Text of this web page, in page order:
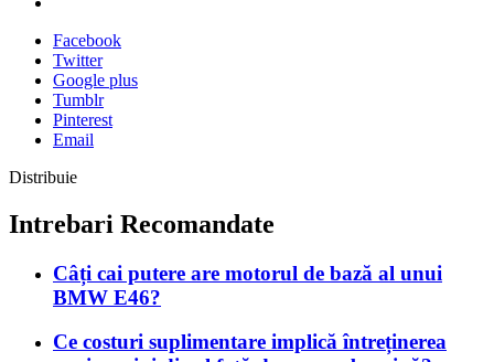
Facebook
Twitter
Google plus
Tumblr
Pinterest
Email
Distribuie
Intrebari Recomandate
Câți cai putere are motorul de bază al unui
BMW E46?
Ce costuri suplimentare implică întreținerea